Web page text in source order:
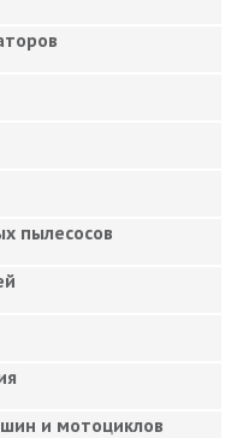
пылесосов
и мотоциклов